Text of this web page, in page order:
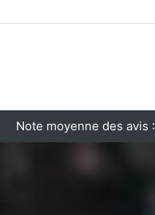
Note moyenne des avis :